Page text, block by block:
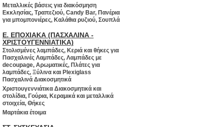
Μεταλλικές βάσεις για διακόσμηση
Εκκλησίας, Τραπεζιού, Candy Bar, Πανέρια
για μπομπονιέρες, Καλάθια ρυζιού, Σουπλά
Ε. ΕΠΟΧΙΑΚΑ (ΠΑΣΧΑΛΙΝΑ -
ΧΡΙΣΤΟΥΓΕΝΝΙΑΤΙΚΑ)
Στολισμένες λαμπάδες, Κεριά και θήκες για
Πασχαλινές Λαμπάδες, Λαμπάδες με
decoupage, Αρωματικές, Πλάτες για
λαμπάδες, Ξύλινα και Plexiglass
Πασχαλινά Διακοσμητικά
Χριστουγεννιάτικα Διακοσμητικά και
στολίδια, Γούρια, Κεραμικά και μεταλλικά
στοιχεία, Θήκες
Μαρτάκια έτοιμα